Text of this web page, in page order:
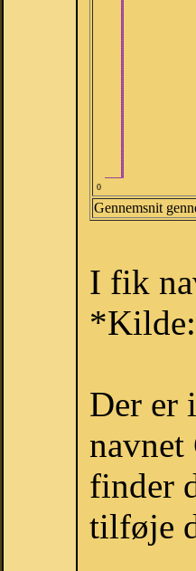
0
Gennemsnit
I fik
Der er
finder
tilføje